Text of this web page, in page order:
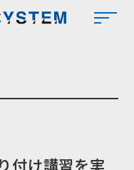
付け講習を実